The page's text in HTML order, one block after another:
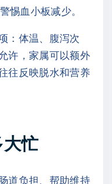
惕血小板减少。
：体温、腹泻次
许，家属可以额外
往反映脱水和营养
忙
道负担、帮助维持